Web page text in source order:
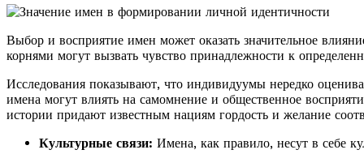
Выбор и восприятие имен может оказать значительное
корнями могут вызвать чувство принадлежности к
Исследования показывают, что индивидуумы нередко
имена могут влиять на самомнение и общественное
истории придают известным нациям гордость и желание
Культурные связи: Имена, как правило, несут в себе